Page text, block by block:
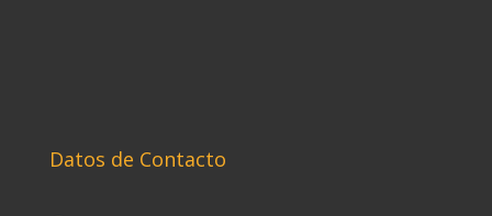
Datos de Contacto